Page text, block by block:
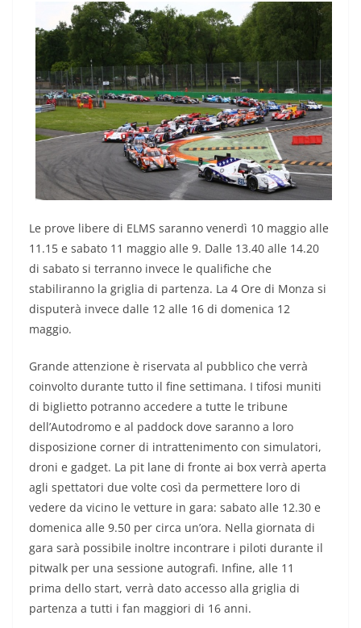
Le prove libere di ELMS saranno venerdì 10 maggio alle
11.15 e sabato 11 maggio alle 9. Dalle 13.40 alle 14.20
di sabato si terranno invece le qualifiche che
stabiliranno la griglia di partenza. La 4 Ore di Monza si
disputerà invece dalle 12 alle 16 di domenica 12
maggio.
Grande attenzione è riservata al pubblico che verrà
coinvolto durante tutto il fine settimana. I tifosi muniti
di biglietto potranno accedere a tutte le tribune
dell’Autodromo e al paddock dove saranno a loro
disposizione corner di intrattenimento con simulatori,
droni e gadget. La pit lane di fronte ai box verrà aperta
agli spettatori due volte così da permettere loro di
vedere da vicino le vetture in gara: sabato alle 12.30 e
domenica alle 9.50 per circa un’ora. Nella giornata di
gara sarà possibile inoltre incontrare i piloti durante il
pitwalk per una sessione autografi. Infine, alle 11
prima dello start, verrà dato accesso alla griglia di
partenza a tutti i fan maggiori di 16 anni.